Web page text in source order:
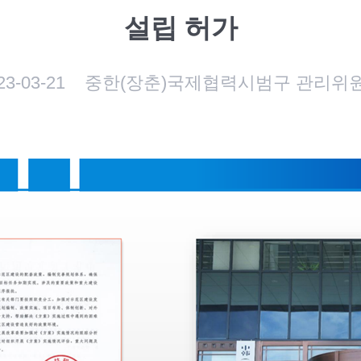
설립 허가
03-21 중한(장춘)국제협력시범구 관리위